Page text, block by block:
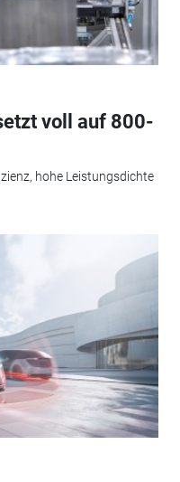
voll auf 800-
hohe Leistungsdichte